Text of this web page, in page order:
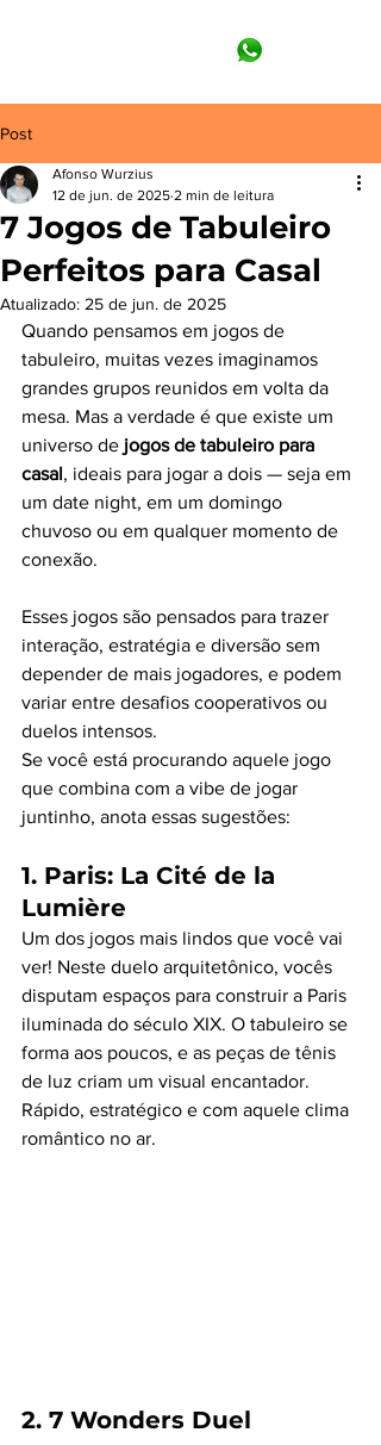
Post
7 Jogos de Tabuleiro
Perfeitos para Casal
Afonso Wurzius
12 de jun. de 2025 2 min de leitura
Atualizado: 25 de jun. de 2025
Quando pensamos em jogos de
tabuleiro, muitas vezes imaginamos
grandes grupos reunidos em volta da
mesa. Mas a verdade é que existe um
universo de jogos de tabuleiro para
casal, ideais para jogar a dois — seja em
um date night, em um domingo
chuvoso ou em qualquer momento de
conexão.
Esses jogos são pensados para trazer
interação, estratégia e diversão sem
depender de mais jogadores, e podem
variar entre desafios cooperativos ou
duelos intensos.
Se você está procurando aquele jogo
que combina com a vibe de jogar
juntinho, anota essas sugestões:
1. Paris: La Cité de la
Lumière
Um dos jogos mais lindos que você vai
ver! Neste duelo arquitetônico, vocês
disputam espaços para construir a Paris
iluminada do século XIX. O tabuleiro se
forma aos poucos, e as peças de tênis
de luz criam um visual encantador.
Rápido, estratégico e com aquele clima
romântico no ar.
2. 7 Wonders Duel